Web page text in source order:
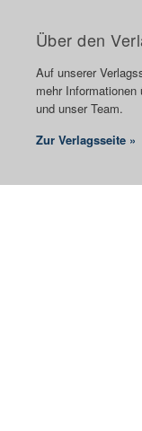
Über den
Auf unserer
mehr Informationen
und unser Team.
Zur Verlagsseite »